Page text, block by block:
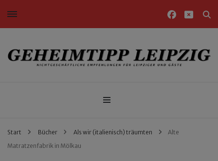
Nichtgeschäftliche Empfehlungen für Leipziger und Gäste
Start Bücher Als wir (italienisch) träumten
Alte
Matratzenfabrik in Mölkau